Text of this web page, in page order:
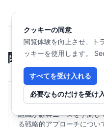
関連用語
プロアクティブ・エン
組織が顧客ニーズを予測し
る戦略的アプローチについ
クッキーの同意
閲覧体験を向上させ、ト
ッキーを使用します。
すべてを受け入れる
必要なものだけを受け